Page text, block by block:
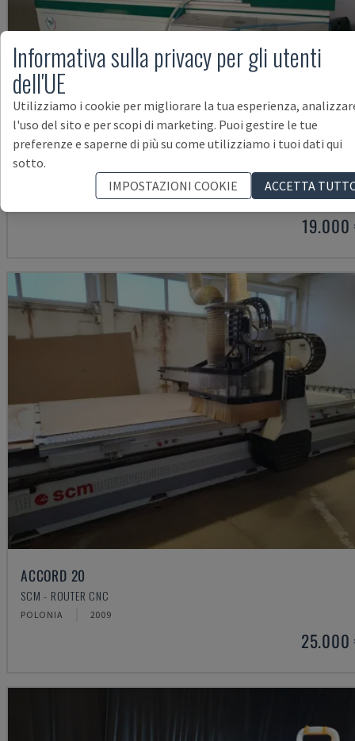
MECCANICA CLOUD
PELCO MECCANICA - ROUTER CNC
2015
19.000
ACCORD 20
SCM - ROUTER CNC
POLONIA 2009
25.000
Informativa sulla privacy per gli utenti
dell'UE
Utilizziamo i cookie per migliorare la tua esperienza,
l'uso del sito e per scopi di marketing. Puoi gestire le tue
preferenze e saperne di più su come utilizziamo i tuoi dati qui
sotto.
IMPOSTAZIONI COOKIE
ACCETTA